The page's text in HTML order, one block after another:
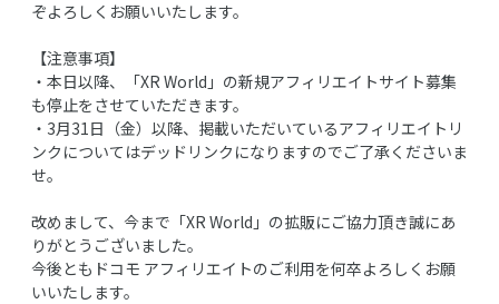
ぞよろしくお願いいたします。
【注意事項】
・本日以降、「XR World」の新規アフィリエイトサイト募集
も停止をさせていただきます。
・3月31日（金）以降、掲載いただいているアフィリエイトリ
ンクについてはデッドリンクになりますのでご了承くださいま
せ。
改めまして、今まで「XR World」の拡販にご協力頂き誠にあ
りがとうございました。
今後ともドコモ アフィリエイトのご利用を何卒よろしくお願
いいたします。